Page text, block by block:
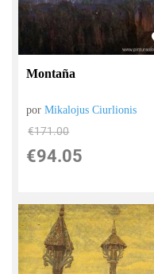
Montaña
porMikalojus Ciurlionis
€171.00
€94.05